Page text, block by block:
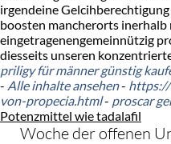
irgendeine
boosten mancherorts inerhalb
eingetragenengemeinnützig
diesseits unseren
priligy für männer günstig
- Alle inhalte ansehen- https://
von-propecia.html- proscar
Potenzmittel wie tadalafil
Woche der offenen